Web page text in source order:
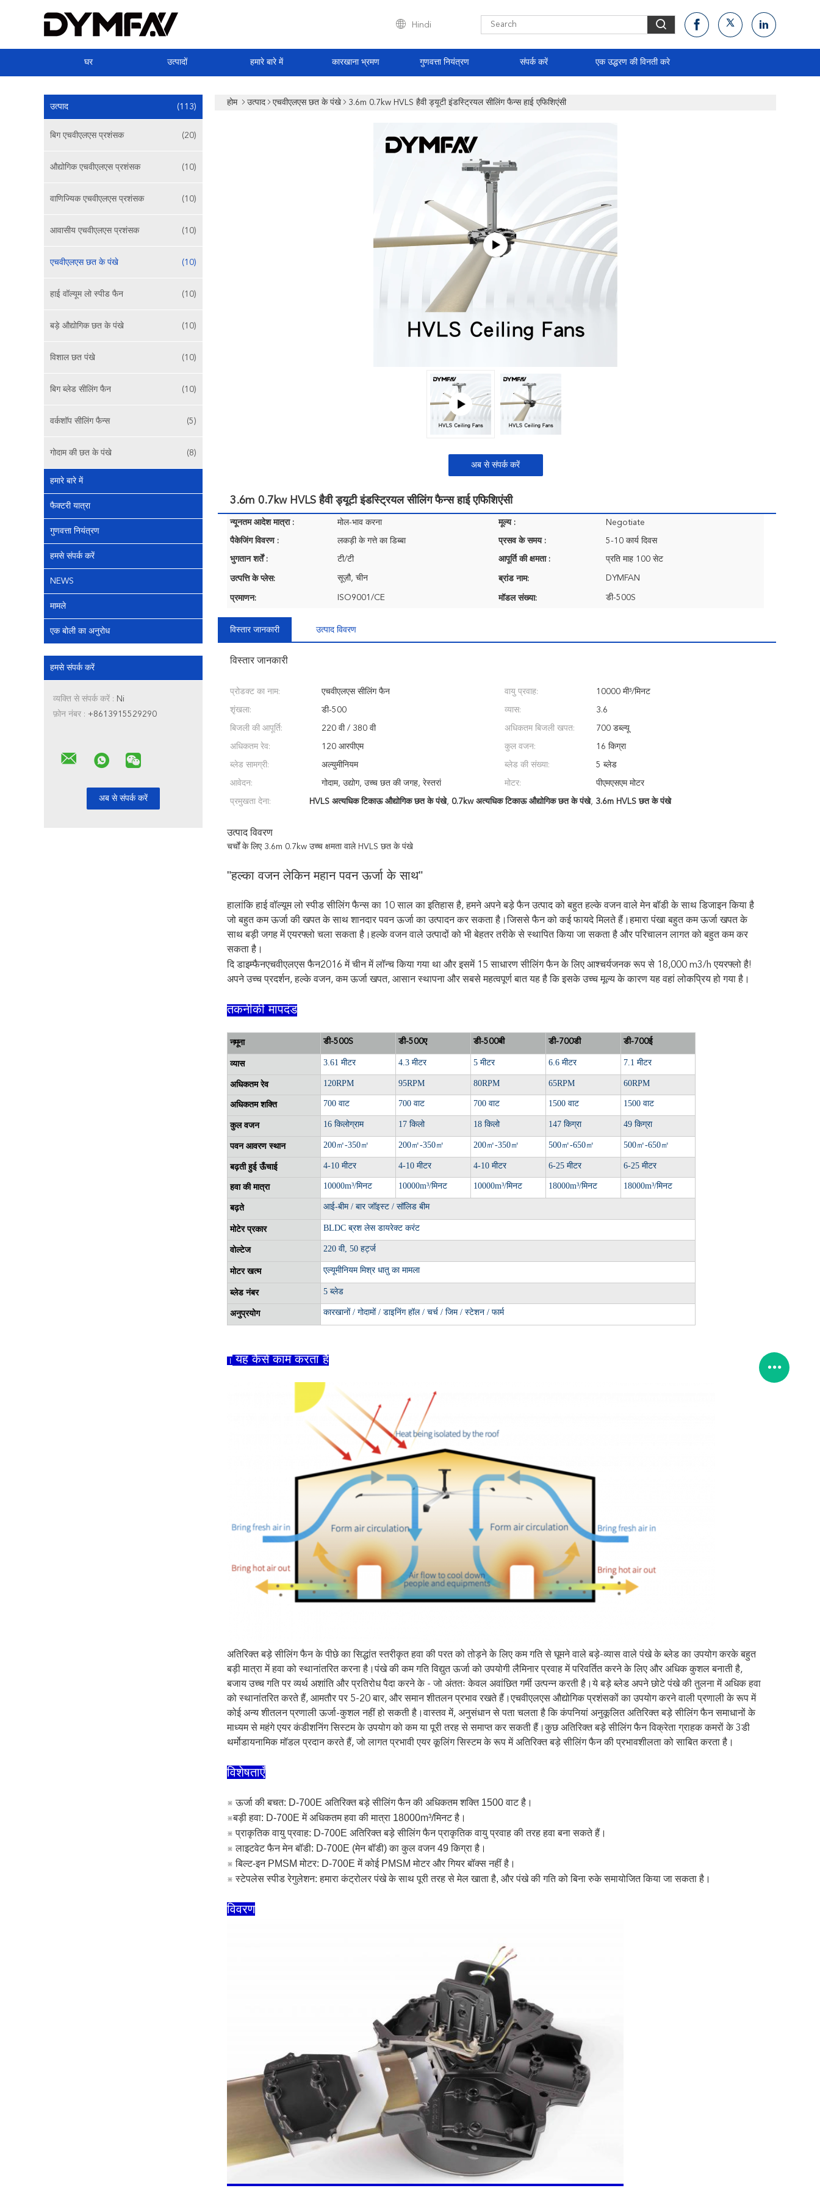
Hindi
घर उत्पादों हमारे बारे में कारखाना भ्रमण गुणवत्ता नियंत्रण संपर्क करें एक उद्धरण की विनती करे
उत्पाद (113)
बिग एचवीएलएस प्रशंसक (20)
औद्योगिक एचवीएलएस प्रशंसक (10)
वाणिज्यिक एचवीएलएस प्रशंसक (10)
आवासीय एचवीएलएस प्रशंसक (10)
एचवीएलएस छत के पंखे (10)
हाई वॉल्यूम लो स्पीड फैन (10)
बड़े औद्योगिक छत के पंखे (10)
विशाल छत पंखे (10)
बिग ब्लेड सीलिंग फैन (10)
वर्कशॉप सीलिंग फैन्स (5)
गोदाम की छत के पंखे (8)
हमारे बारे में
फैक्टरी यात्रा
गुणवत्ता नियंत्रण
हमसे संपर्क करें
NEWS
मामले
एक बोली का अनुरोध
हमसे संपर्क करें
व्यक्ति से संपर्क करें : Ni
फ़ोन नंबर : +8613915529290
होम उत्पाद एचवीएलएस छत के पंखे 3.6m 0.7kw HVLS हैवी ड्यूटी इंडस्ट्रियल सीलिंग फैन्स हाई एफिशिएंसी
अब से संपर्क करें
3.6m 0.7kw HVLS हैवी ड्यूटी इंडस्ट्रियल सीलिंग फैन्स हाई एफिशिएंसी
न्यूनतम आदेश मात्रा : मोल-भाव करना मूल्य : Negotiate
पैकेजिंग विवरण : लकड़ी के गत्ते का डिब्बा प्रसव के समय : 5-10 कार्य दिवस
भुगतान शर्तें : टी/टी आपूर्ति की क्षमता : प्रति माह 100 सेट
उत्पत्ति के प्लेस: सूज़ौ, चीन ब्रांड नाम: DYMFAN
प्रमाणन: ISO9001/CE मॉडल संख्या: डी-500S
विस्तार जानकारी उत्पाद विवरण
विस्तार जानकारी
प्रोडक्ट का नाम: एचवीएलएस सीलिंग फैन वायु प्रवाह: 10000 मी³/मिनट
शृंखला: डी-500 व्यास: 3.6
बिजली की आपूर्ति: 220 वी / 380 वी अधिकतम बिजली खपत: 700 डब्ल्यू
अधिकतम रेव: 120 आरपीएम कुल वजन: 16 किग्रा
ब्लेड सामग्री: अल्युमीनियम ब्लेड की संख्या: 5 ब्लेड
आवेदन: गोदाम, उद्योग, उच्च छत की जगह, रेस्तरां मोटर: पीएमएसएम मोटर
प्रमुखता देना: HVLS अत्यधिक टिकाऊ औद्योगिक छत के पंखे, 0.7kw अत्यधिक टिकाऊ औद्योगिक छत के पंखे, 3.6m HVLS छत के पंखे
उत्पाद विवरण
चर्चों के लिए 3.6m 0.7kw उच्च क्षमता वाले HVLS छत के पंखे
"हल्का वजन लेकिन महान पवन ऊर्जा के साथ"
हालांकि हाई वॉल्यूम लो स्पीड सीलिंग फैन्स का 10 साल का इतिहास है, हमने अपने बड़े फैन उत्पाद को बहुत हल्के वजन वाले मेन बॉडी के साथ डिजाइन किया है
जो बहुत कम ऊर्जा की खपत के साथ शानदार पवन ऊर्जा का उत्पादन कर सकता है।जिससे फैन को कई फायदे मिलते हैं।हमारा पंखा बहुत कम ऊर्जा खपत के
साथ बड़ी जगह में एयरफ्लो चला सकता है।हल्के वजन वाले उत्पादों को भी बेहतर तरीके से स्थापित किया जा सकता है और परिचालन लागत को बहुत कम कर
सकता है।
दि डाइम्फैनएचवीएलएस फैन2016 में चीन में लॉन्च किया गया था और इसमें 15 साधारण सीलिंग फैन के लिए आश्चर्यजनक रूप से 18,000 m3/h एयरफ्लो है!
अपने उच्च प्रदर्शन, हल्के वजन, कम ऊर्जा खपत, आसान स्थापना और सबसे महत्वपूर्ण बात यह है कि इसके उच्च मूल्य के कारण यह वहां लोकप्रिय हो गया है।
तकनीकी मापदंड
नमूना डी-500S डी-500ए डी-500बी डी-700डी डी-700ई
व्यास 3.61 मीटर 4.3 मीटर 5 मीटर 6.6 मीटर 7.1 मीटर
अधिकतम रेव 120RPM 95RPM 80RPM 65RPM 60RPM
अधिकतम शक्ति 700 वाट 700 वाट 700 वाट 1500 वाट 1500 वाट
कुल वजन 16 किलोग्राम 17 किलो 18 किलो 147 किग्रा 49 किग्रा
पवन आवरण स्थान 200㎡-350㎡ 200㎡-350㎡ 200㎡-350㎡ 500㎡-650㎡ 500㎡-650㎡
बढ़ती हुई ऊँचाई 4-10 मीटर 4-10 मीटर 4-10 मीटर 6-25 मीटर 6-25 मीटर
हवा की मात्रा 10000m³/मिनट 10000m³/मिनट 10000m³/मिनट 18000m³/मिनट 18000m³/मिनट
बढ़ते आई-बीम / बार जॉइस्ट / सॉलिड बीम
मोटेर प्रकार BLDC ब्रश लेस डायरेक्ट करंट
वोल्टेज 220 वी, 50 हर्ट्ज
मोटर खत्म एल्यूमीनियम मिश्र धातु का मामला
ब्लेड नंबर 5 ब्लेड
अनुप्रयोग कारखानों / गोदामों / डाइनिंग हॉल / चर्च / जिम / स्टेशन / फार्म
। यह कैसे काम करता है
अतिरिक्त बड़े सीलिंग फैन के पीछे का सिद्धांत स्तरीकृत हवा की परत को तोड़ने के लिए कम गति से घूमने वाले बड़े-व्यास वाले पंखे के ब्लेड का उपयोग करके बहुत
बड़ी मात्रा में हवा को स्थानांतरित करना है।पंखे की कम गति विद्युत ऊर्जा को उपयोगी लैमिनार प्रवाह में परिवर्तित करने के लिए और अधिक कुशल बनाती है,
बजाय उच्च गति पर व्यर्थ अशांति और प्रतिरोध पैदा करने के - जो अंततः केवल अवांछित गर्मी उत्पन्न करती है।ये बड़े ब्लेड अपने छोटे पंखे की तुलना में अधिक हवा
को स्थानांतरित करते हैं, आमतौर पर 5-20 बार, और समान शीतलन प्रभाव रखते हैं।एचवीएलएस औद्योगिक प्रशंसकों का उपयोग करने वाली प्रणाली के रूप में
कोई अन्य शीतलन प्रणाली ऊर्जा-कुशल नहीं हो सकती है।वास्तव में, अनुसंधान से पता चलता है कि कंपनियां अनुकूलित अतिरिक्त बड़े सीलिंग फैन समाधानों के
माध्यम से महंगे एयर कंडीशनिंग सिस्टम के उपयोग को कम या पूरी तरह से समाप्त कर सकती हैं।कुछ अतिरिक्त बड़े सीलिंग फैन विक्रेता ग्राहक कमरों के 3डी
थर्मोडायनामिक मॉडल प्रदान करते हैं, जो लागत प्रभावी एयर कूलिंग सिस्टम के रूप में अतिरिक्त बड़े सीलिंग फैन की प्रभावशीलता को साबित करता है।
विशेषताएँ
※ ऊर्जा की बचत: D-700E अतिरिक्त बड़े सीलिंग फैन की अधिकतम शक्ति 1500 वाट है।
※बड़ी हवा: D-700E में अधिकतम हवा की मात्रा 18000m³/मिनट है।
※ प्राकृतिक वायु प्रवाह: D-700E अतिरिक्त बड़े सीलिंग फैन प्राकृतिक वायु प्रवाह की तरह हवा बना सकते हैं।
※ लाइटवेट फैन मेन बॉडी: D-700E (मेन बॉडी) का कुल वजन 49 किग्रा है।
※ बिल्ट-इन PMSM मोटर: D-700E में कोई PMSM मोटर और गियर बॉक्स नहीं है।
※ स्टेपलेस स्पीड रेगुलेशन: हमारा कंट्रोलर पंखे के साथ पूरी तरह से मेल खाता है, और पंखे की गति को बिना रुके समायोजित किया जा सकता है।
विवरण